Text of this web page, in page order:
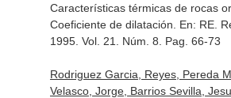
Características térmicas de rocas
Coeficiente de dilatación. En: RE.
1995. Vol. 21. Núm. 8. Pag. 66-73
Rodriguez Garcia, Reyes, Pereda
Velasco, Jorge, Barrios Sevilla,